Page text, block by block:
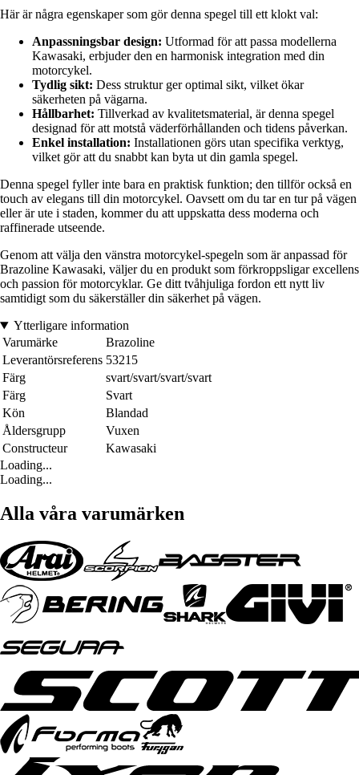
Här är några egenskaper som gör denna spegel till ett klokt val:
Anpassningsbar design: Utformad för att passa modellerna
Kawasaki, erbjuder den en harmonisk integration med din
motorcykel.
Tydlig sikt: Dess struktur ger optimal sikt, vilket ökar
säkerheten på vägarna.
Hållbarhet: Tillverkad av kvalitetsmaterial, är denna spegel
designad för att motstå väderförhållanden och tidens påverkan.
Enkel installation: Installationen görs utan specifika verktyg,
vilket gör att du snabbt kan byta ut din gamla spegel.
Denna spegel fyller inte bara en praktisk funktion; den tillför också en
touch av elegans till din motorcykel. Oavsett om du tar en tur på vägen
eller är ute i staden, kommer du att uppskatta dess moderna och
raffinerade utseende.
Genom att välja den vänstra motorcykel-spegeln som är anpassad för
Brazoline Kawasaki, väljer du en produkt som förkroppsligar excellens
och passion för motorcyklar. Ge ditt tvåhjuliga fordon ett nytt liv
samtidigt som du säkerställer din säkerhet på vägen.
Ytterligare information
Varumärke
Brazoline
Leverantörsreferens 53215
Färg
svart/svart/svart/svart
Färg
Svart
Kön
Blandad
Åldersgrupp
Vuxen
Constructeur
Kawasaki
Loading...
Loading...
Alla våra varumärken